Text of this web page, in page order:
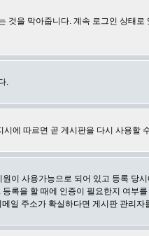
을 막아줍니다. 계속 로그인 상태
.
시에 따르면 곧 게시판을 다시 사용할
이 사용가능으로 되어 있고 등록 당시
록을 할 때에 인증이 필요한지 여부
일 주소가 확실하다면 게시판 관리자